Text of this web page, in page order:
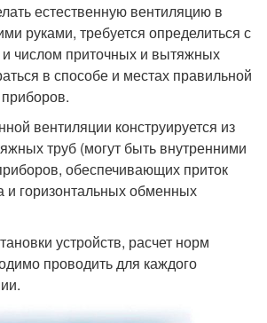
естественную вентиляцию в
руками, требуется определиться с
и числом приточных и вытяжных
в способе и местах правильной
вентиляции конструируется из
труб (могут быть внутренними
обеспечивающих приток
и горизонтальных обменных
устройств, расчет норм
проводить для каждого